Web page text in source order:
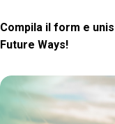
Compila il form e
Future Ways!